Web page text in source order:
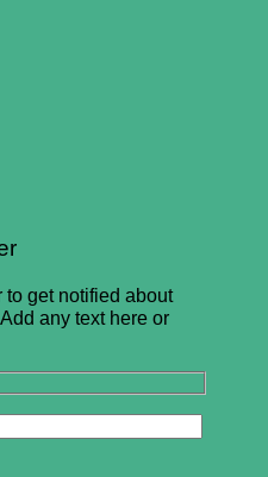
to get notified about
any text here or